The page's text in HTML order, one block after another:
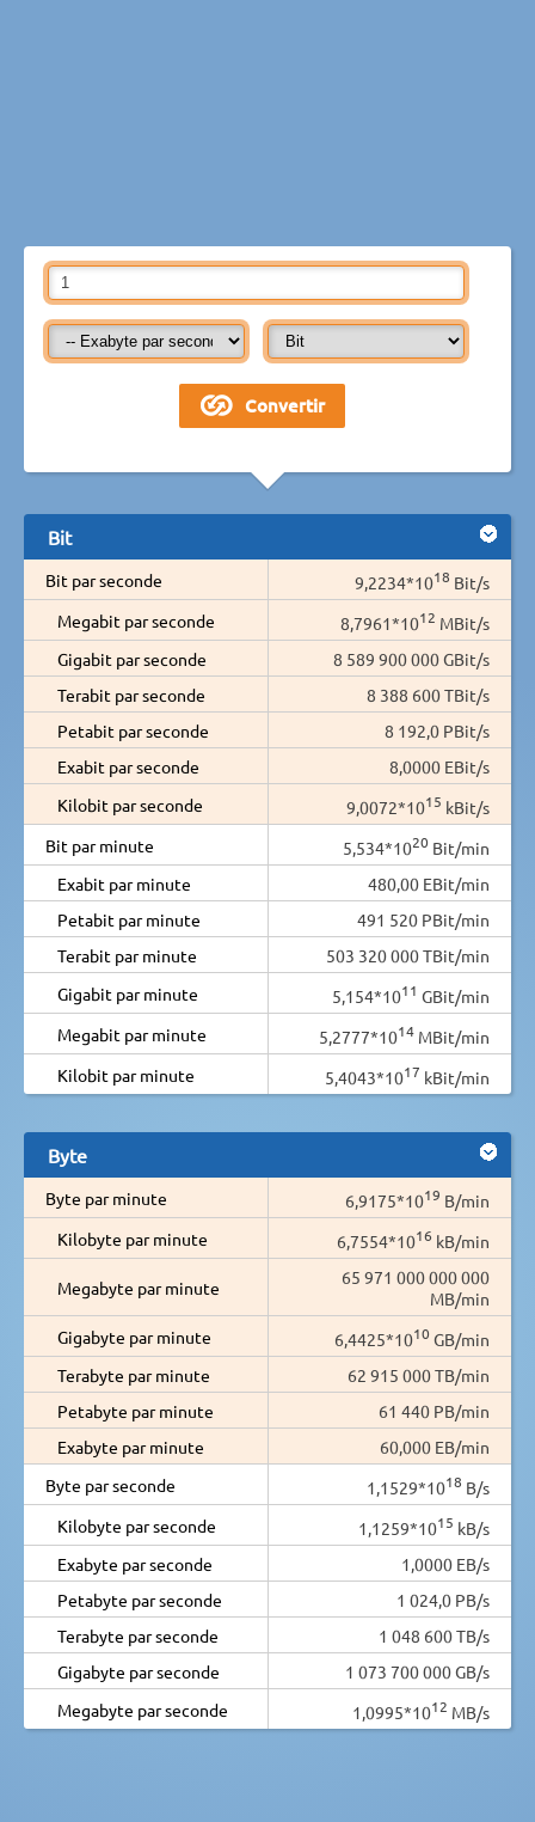
Bit
Bit par seconde 9,2234*1018 Bit/s
Megabit par seconde
8,7961*1012 MBit/s
Gigabit par seconde
8 589 900 000 GBit/s
Terabit par seconde
8 388 600 TBit/s
Petabit par seconde
8 192,0 PBit/s
Exabit par seconde
8,0000 EBit/s
Kilobit par seconde
9,0072*1015 kBit/s
Bit par minute
5,534*1020 Bit/min
Exabit par minute
480,00 EBit/min
Petabit par minute
491 520 PBit/min
Terabit par minute
503 320 000 TBit/min
Gigabit par minute
5,154*1011 GBit/min
Megabit par minute
5,2777*1014 MBit/min
Kilobit par minute
5,4043*1017 kBit/min
Byte
Byte par minute 6,9175*1019 B/min
Kilobyte par minute
6,7554*1016 kB/min
Megabyte par minute
65 971 000 000 000
MB/min
Gigabyte par minute
6,4425*1010 GB/min
Terabyte par minute
62 915 000 TB/min
Petabyte par minute
61 440 PB/min
Exabyte par minute
60,000 EB/min
Byte par seconde
1,1529*1018 B/s
Kilobyte par seconde
1,1259*1015 kB/s
Exabyte par seconde
1,0000 EB/s
Petabyte par seconde
1 024,0 PB/s
Terabyte par seconde
1 048 600 TB/s
Gigabyte par seconde
1 073 700 000 GB/s
Megabyte par seconde
1,0995*1012 MB/s